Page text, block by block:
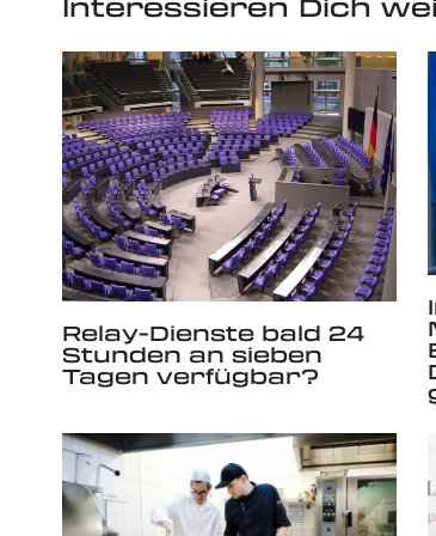
Relay-Dienste bald 24
Stunden an sieben
Tagen verfügbar?